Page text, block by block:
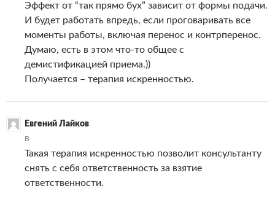
Эффект от “так прямо бух” зависит от формы подачи.
И будет работать впредь, если проговаривать все
моменты работы, включая перенос и контрперенос.
Думаю, есть в этом что-то общее с
демистификацией приема.))
Получается – терапия искренностью.
Евгений Лайков
В
Такая терапия искренностью позволит консультанту
снять с себя ответственность за взятие
ответственности.